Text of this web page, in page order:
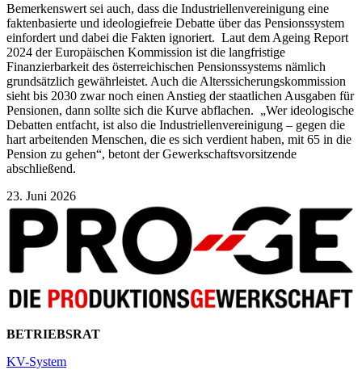
Bemerkenswert sei auch, dass die Industriellenvereinigung eine
faktenbasierte und ideologiefreie Debatte über das Pensionssystem
einfordert und dabei die Fakten ignoriert. Laut dem Ageing Report
2024 der Europäischen Kommission ist die langfristige
Finanzierbarkeit des österreichischen Pensionssystems nämlich
grundsätzlich gewährleistet. Auch die Alterssicherungskommission
sieht bis 2030 zwar noch einen Anstieg der staatlichen Ausgaben für
Pensionen, dann sollte sich die Kurve abflachen. „Wer ideologische
Debatten entfacht, ist also die Industriellenvereinigung – gegen die
hart arbeitenden Menschen, die es sich verdient haben, mit 65 in die
Pension zu gehen“, betont der Gewerkschaftsvorsitzende
abschließend.
23. Juni 2026
BETRIEBSRAT
KV-System